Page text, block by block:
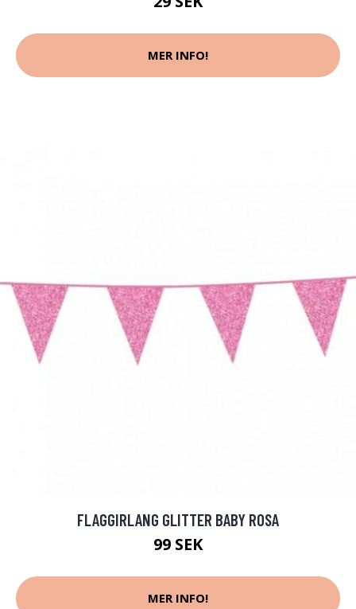
MER INFO!
FLAGGIRLANG GLITTER BABY ROSA
99 SEK
MER INFO!